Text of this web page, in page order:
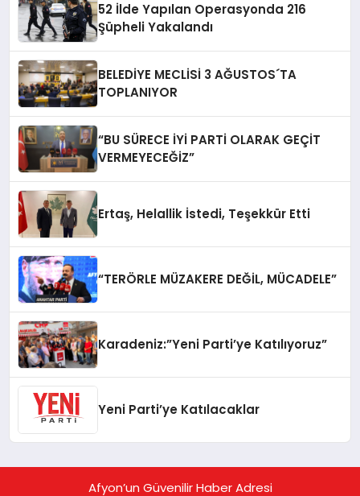
52 İlde Yapılan Operasyonda 216
Şüpheli Yakalandı
BELEDİYE MECLİSİ 3 AĞUSTOS´TA
TOPLANIYOR
“BU SÜRECE İYİ PARTİ OLARAK GEÇİT
VERMEYECEĞİZ”
Ertaş, Helallik İstedi, Teşekkür Etti
“TERÖRLE MÜZAKERE DEĞİL, MÜCADELE”
Karadeniz:”Yeni Parti’ye Katılıyoruz”
Yeni Parti’ye Katılacaklar
Afyon’un Güvenilir Haber Adresi